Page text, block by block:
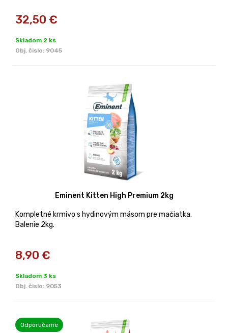
32,50 €
Skladom 2 ks
Obj. čislo: 9045
Eminent Kitten High Premium 2kg
Kompletné krmivo s hydinovým mäsom pre mačiatka.
Balenie 2kg.
8,90 €
Skladom 3 ks
Obj. čislo: 9053
Odporúčame